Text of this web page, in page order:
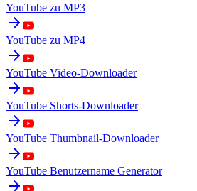
YouTube zu MP3
YouTube zu MP4
YouTube Video-Downloader
YouTube Shorts-Downloader
YouTube Thumbnail-Downloader
YouTube Benutzername Generator